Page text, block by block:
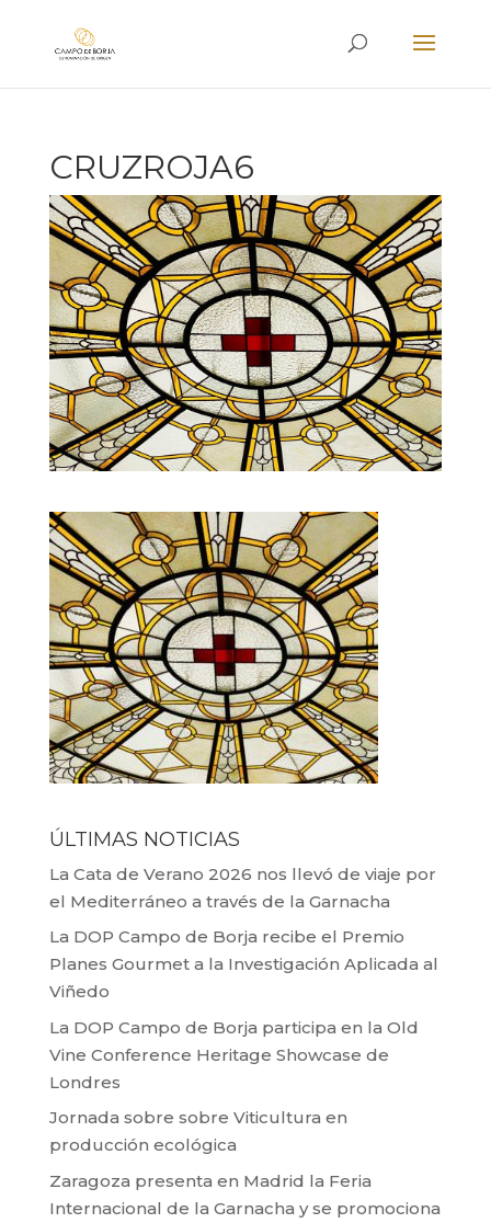
CRUZROJA6
ÚLTIMAS NOTICIAS
La Cata de Verano 2026 nos llevó de viaje por
el Mediterráneo a través de la Garnacha
La DOP Campo de Borja recibe el Premio
Planes Gourmet a la Investigación Aplicada al
Viñedo
La DOP Campo de Borja participa en la Old
Vine Conference Heritage Showcase de
Londres
Jornada sobre sobre Viticultura en
producción ecológica
Zaragoza presenta en Madrid la Feria
Internacional de la Garnacha y se promociona